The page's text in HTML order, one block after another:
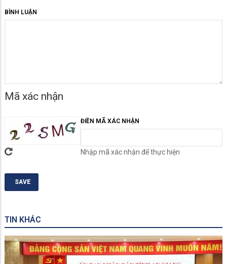
BÌNH LUẬN
Mã xác nhận
ĐIỀN MÃ XÁC NHẬN
Nhập mã xác nhận để thực hiện
TIN KHÁC